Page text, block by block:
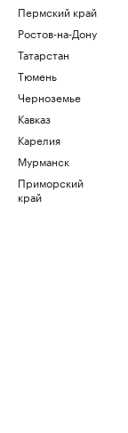
Пермский край
Ростов-на-Дону
Татарстан
Тюмень
Черноземье
Кавказ
Карелия
Мурманск
Приморский
край